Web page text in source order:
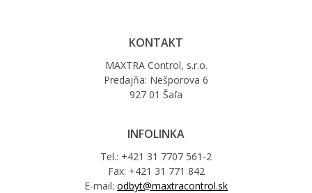
KONTAKT
MAXTRA Control, s.r.o.
Predajňa: Nešporova 6
927 01 Šaľa
INFOLINKA
Tel.: +421 31 7707 561-2
Fax: +421 31 771 842
E-mail: odbyt@maxtracontrol.sk